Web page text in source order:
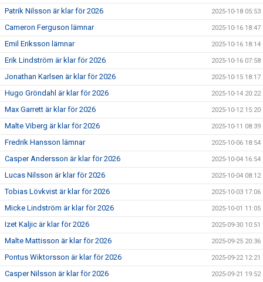
Patrik Nilsson är klar för 2026 2025-10-18 05:53
Cameron Ferguson lämnar 2025-10-16 18:47
Emil Eriksson lämnar 2025-10-16 18:14
Erik Lindström är klar för 2026 2025-10-16 07:58
Jonathan Karlsen är klar för 2026 2025-10-15 18:17
Hugo Gröndahl är klar för 2026 2025-10-14 20:22
Max Garrett är klar för 2026 2025-10-12 15:20
Malte Viberg är klar för 2026 2025-10-11 08:39
Fredrik Hansson lämnar 2025-10-06 18:54
Casper Andersson är klar för 2026 2025-10-04 16:54
Lucas Nilsson är klar för 2026 2025-10-04 08:12
Tobias Lövkvist är klar för 2026 2025-10-03 17:06
Micke Lindström är klar för 2026 2025-10-01 11:05
Izet Kaljic är klar för 2026 2025-09-30 10:51
Malte Mattisson är klar för 2026 2025-09-25 20:36
Pontus Wiktorsson är klar för 2026 2025-09-22 12:21
Casper Nilsson är klar för 2026 2025-09-21 19:52